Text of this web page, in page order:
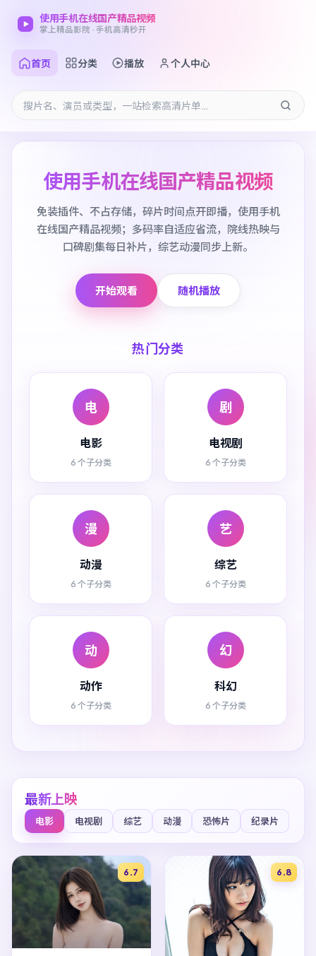
使用手机在线国产精品视频
掌上精品影院 · 手机高清秒开
首页 分类 播放 个人中心
使用手机在线国产精品视频
免装插件、不占存储，碎片时间点开即播，使用手机
在线国产精品视频；多码率自适应省流，院线热映与
口碑剧集每日补片，综艺动漫同步上新。
开始观看 随机播放
热门分类
电
电影
6 个子分类
剧
电视剧
6 个子分类
漫
动漫
6 个子分类
艺
综艺
6 个子分类
动
动作
6 个子分类
幻
科幻
6 个子分类
最新上映
电影 电视剧 综艺 动漫 恐怖片 纪录片
6.7 6.8